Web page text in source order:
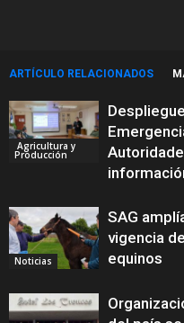
ARTÍCULO RELACIONADOS
Agricultura y
Producción
Noticias
SAG
vigencia
equinos